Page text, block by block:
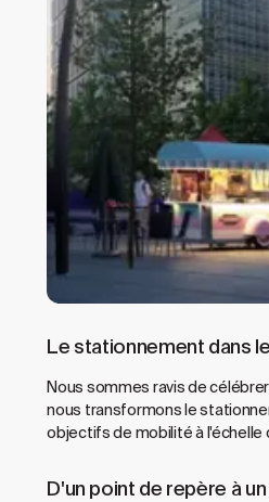
Le stationnement dans
Nous sommes ravis de
nous transformons le
objectifs de mobilité à l'échelle
D'un point de repère à